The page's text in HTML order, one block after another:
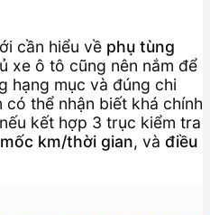
cần hiểu về phụ tùng
xe ô tô cũng nên nắm để
hạng mục và đúng chi
thể nhận biết khá chính
kết hợp 3 trục kiểm tra
mốc km/thời gian, và điều